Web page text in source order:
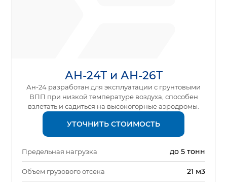
АН-24Т и АН-26Т
Ан-24 разработан для эксплуатации с грунтовыми
ВПП при низкой температуре воздуха, способен
взлетать и садиться на высокогорные аэродромы.
УТОЧНИТЬ СТОИМОСТЬ
Предельная нагрузка до 5 тонн
Объем грузового отсека 21 м3